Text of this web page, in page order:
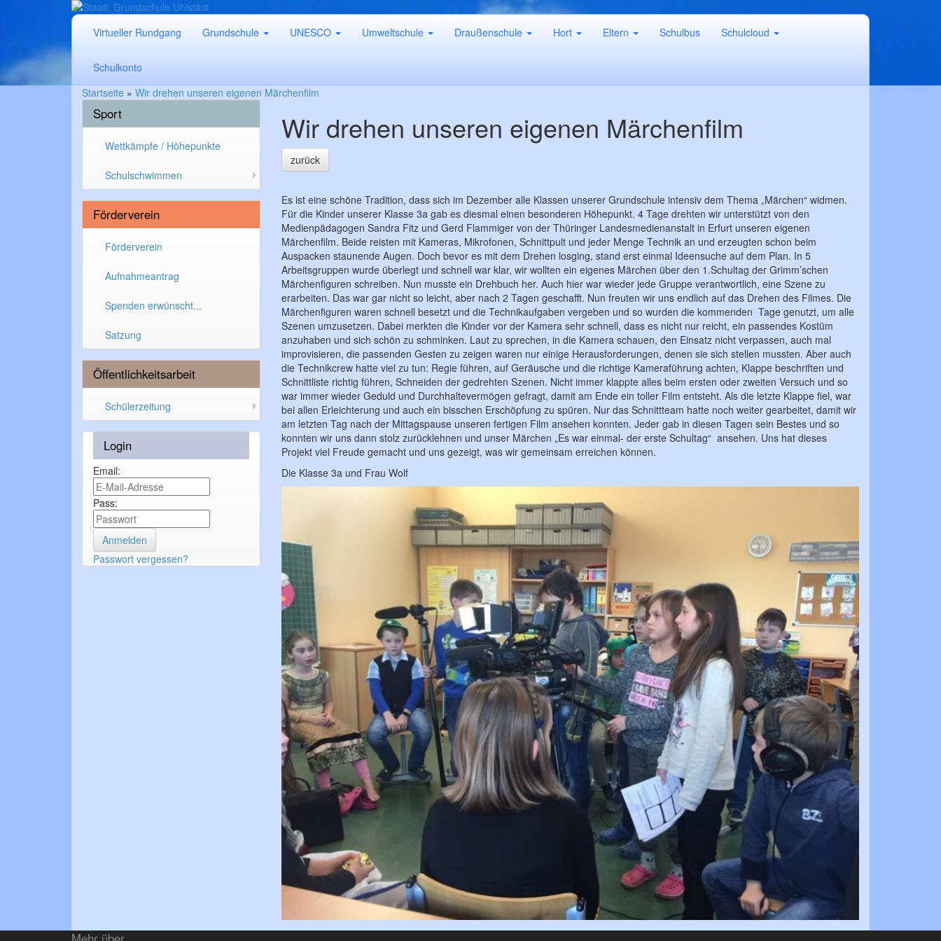
Virtueller Rundgang Grundschule UNESCO Umweltschule Draußenschule Hort Eltern Schulbus Schulcloud
Schulkonto
Startseite » Wir drehen unseren eigenen Märchenfilm
Wir drehen unseren eigenen Märchenfilm
zurück
Es ist eine schöne Tradition, dass sich im Dezember alle Klassen unserer Grundschule intensiv dem Thema „Märchen“ widmen.
Für die Kinder unserer Klasse 3a gab es diesmal einen besonderen Höhepunkt. 4 Tage drehten wir unterstützt von den
Medienpädagogen Sandra Fitz und Gerd Flammiger von der Thüringer Landesmedienanstalt in Erfurt unseren eigenen
Märchenfilm. Beide reisten mit Kameras, Mikrofonen, Schnittpult und jeder Menge Technik an und erzeugten schon beim
Auspacken staunende Augen. Doch bevor es mit dem Drehen losging, stand erst einmal Ideensuche auf dem Plan. In 5
Arbeitsgruppen wurde überlegt und schnell war klar, wir wollten ein eigenes Märchen über den 1.Schultag der Grimm’schen
Märchenfiguren schreiben. Nun musste ein Drehbuch her. Auch hier war wieder jede Gruppe verantwortlich, eine Szene zu
erarbeiten. Das war gar nicht so leicht, aber nach 2 Tagen geschafft. Nun freuten wir uns endlich auf das Drehen des Filmes. Die
Märchenfiguren waren schnell besetzt und die Technikaufgaben vergeben und so wurden die kommenden Tage genutzt, um alle
Szenen umzusetzen. Dabei merkten die Kinder vor der Kamera sehr schnell, dass es nicht nur reicht, ein passendes Kostüm
anzuhaben und sich schön zu schminken. Laut zu sprechen, in die Kamera schauen, den Einsatz nicht verpassen, auch mal
improvisieren, die passenden Gesten zu zeigen waren nur einige Herausforderungen, denen sie sich stellen mussten. Aber auch
die Technikcrew hatte viel zu tun: Regie führen, auf Geräusche und die richtige Kameraführung achten, Klappe beschriften und
Schnittliste richtig führen, Schneiden der gedrehten Szenen. Nicht immer klappte alles beim ersten oder zweiten Versuch und so
war immer wieder Geduld und Durchhaltevermögen gefragt, damit am Ende ein toller Film entsteht. Als die letzte Klappe fiel, war
bei allen Erleichterung und auch ein bisschen Erschöpfung zu spüren. Nur das Schnittteam hatte noch weiter gearbeitet, damit wir
am letzten Tag nach der Mittagspause unseren fertigen Film ansehen konnten. Jeder gab in diesen Tagen sein Bestes und so
konnten wir uns dann stolz zurücklehnen und unser Märchen „Es war einmal- der erste Schultag“ ansehen. Uns hat dieses
Projekt viel Freude gemacht und uns gezeigt, was wir gemeinsam erreichen können.
Die Klasse 3a und Frau Wolf
Sport
Wettkämpfe / Höhepunkte
Schulschwimmen
Förderverein
Förderverein
Aufnahmeantrag
Spenden erwünscht...
Satzung
Öffentlichkeitsarbeit
Schülerzeitung
Login
Email:
Pass:
Passwort vergessen?